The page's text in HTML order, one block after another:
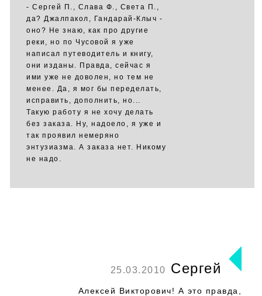
- Сергей П., Слава Ф., Света П.,
да? Джалпакол, Гандарай-Клыч -
оно? Не знаю, как про другие
реки, но по Чусовой я уже
написал путеводитель и книгу,
они изданы. Правда, сейчас я
ими уже не доволен, но тем не
менее. Да, я мог бы переделать,
исправить, дополнить, но...
Такую работу я не хочу делать
без заказа. Ну, надоело, я уже и
так проявил немеряно
энтузиазма. А заказа нет. Никому
не надо.
25.03.2010 Сергей
Алексей Викторович! А это правда,